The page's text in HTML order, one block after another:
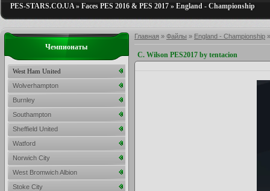
PES-STARS.CO.UA» Faces PES 2016 & PES 2017 » England - Championship
Главная » Файлы » England - Championship
C. Wilson PES2017 by tentacion
Чемпионаты
West Ham United
Wolverhampton
Burnley
Southampton
Sheffield United
Watford
Norwich City
West Bromwich Albion
Stoke City